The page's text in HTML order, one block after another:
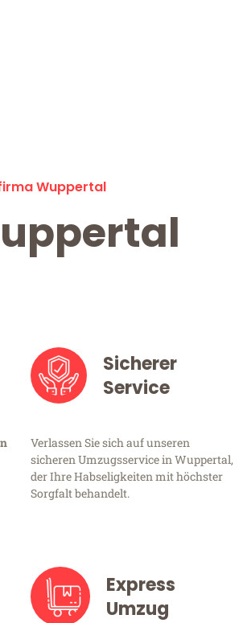
Wuppertal
Sicherer
Service
Verlassen Sie sich auf unseren
sicheren Umzugsservice in Wuppertal,
der Ihre Habseligkeiten mit höchster
Sorgfalt behandelt.
Express
Umzug